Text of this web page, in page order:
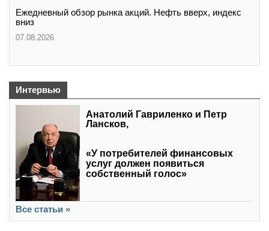
Ежедневный обзор рынка акций. Нефть вверх, индекс
вниз
07.08.2026
Интервью
Анатолий Гавриленко и Петр
Лансков,
«У потребителей финансовых
услуг должен появиться
собственный голос»
Все статьи »